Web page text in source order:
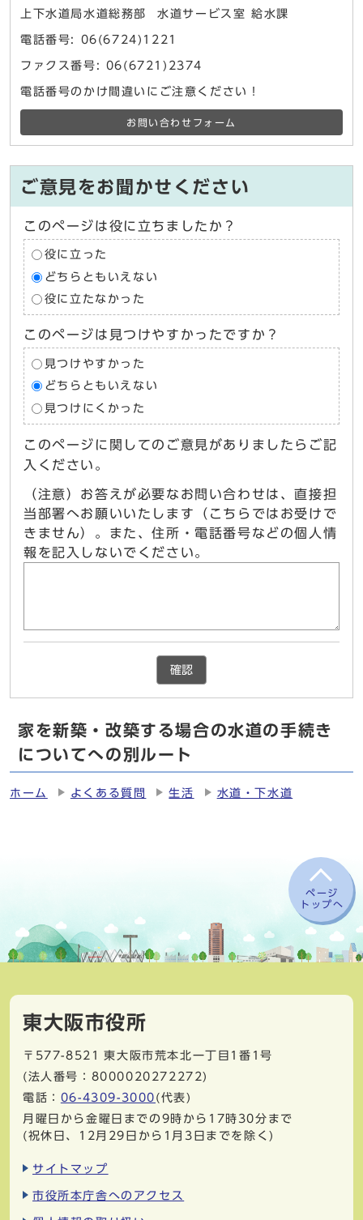
上下水道局水道総務部 水道サービス室 給水課
電話番号: 06(6724)1221
ファクス番号: 06(6721)2374
電話番号のかけ間違いにご注意ください！
お問い合わせフォーム
ご意見をお聞かせください
このページは役に立ちましたか？
役に立った
どちらともいえない
役に立たなかった
このページは見つけやすかったですか？
見つけやすかった
どちらともいえない
見つけにくかった
このページに関してのご意見がありましたらご記
入ください。
（注意）お答えが必要なお問い合わせは、直接担
当部署へお願いいたします（こちらではお受けで
きません）。また、住所・電話番号などの個人情
報を記入しないでください。
確認
家を新築・改築する場合の水道の手続き
についてへの別ルート
ホーム よくある質問 生活 水道・下水道
ページ
トップへ
東大阪市役所
〒577-8521
東大阪市荒本北一丁目1番1号
(法人番号：8000020272272)
電話： 06-4309-3000 (代表)
月曜日から金曜日までの9時から17時30分まで
(祝休日、12月29日から1月3日までを除く)
サイトマップ
市役所本庁舎へのアクセス